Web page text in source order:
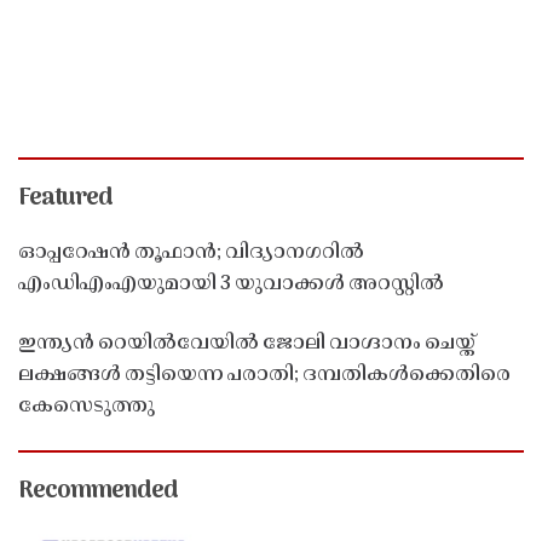
Featured
ഓപ്പറേഷൻ തൂഫാൻ; വിദ്യാനഗറിൽ
എംഡിഎംഎയുമായി 3 യുവാക്കൾ അറസ്റ്റിൽ
ഇന്ത്യൻ റെയിൽവേയിൽ ജോലി വാഗ്ദാനം ചെയ്ത്
ലക്ഷങ്ങൾ തട്ടിയെന്ന പരാതി; ദമ്പതികൾക്കെതിരെ
കേസെടുത്തു
Recommended